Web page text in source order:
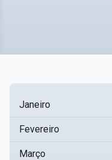
Janeiro
Fevereiro
Março